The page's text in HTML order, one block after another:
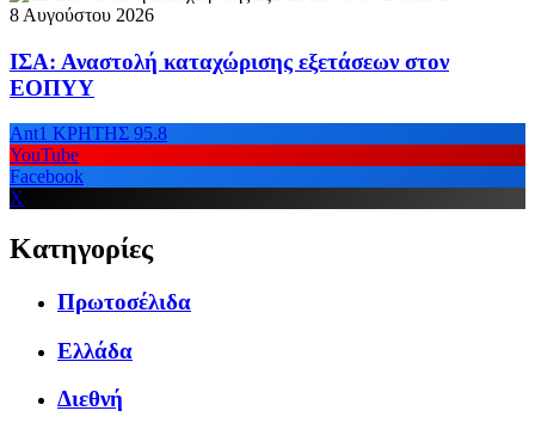
8 Αυγούστου 2026
ΙΣΑ: Αναστολή καταχώρισης εξετάσεων στον
ΕΟΠΥΥ
Ant1 ΚΡΗΤΗΣ 95.8
YouTube
Facebook
X
Κατηγορίες
Πρωτοσέλιδα
Ελλάδα
Διεθνή